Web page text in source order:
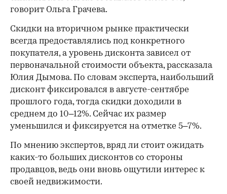
говорит Ольга Грачева.
Скидки на вторичном рынке практически
всегда предоставлялись под конкретного
покупателя, а уровень дисконта зависел от
первоначальной стоимости объекта, рассказала
Юлия Дымова. По словам эксперта, наибольший
дисконт фиксировался в августе-сентябре
прошлого года, тогда скидки доходили в
среднем до 10–12%. Сейчас их размер
уменьшился и фиксируется на отметке 5–7%.
По мнению экспертов, вряд ли стоит ожидать
каких-то больших дисконтов со стороны
продавцов, ведь они вновь ощутили интерес к
своей недвижимости.